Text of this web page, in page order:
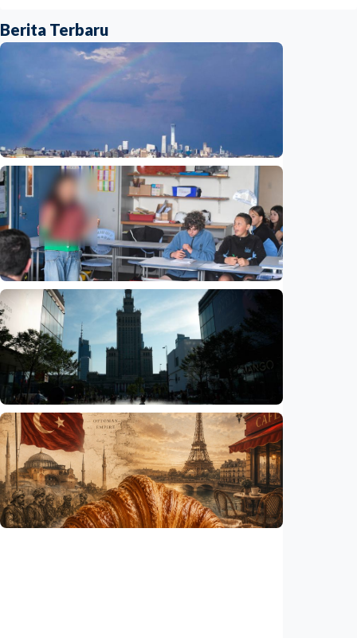
Berita Terbaru
Humaniora
Beijing jadi ibu kota arsitektur dunia
UNESCO-UIA 2029. Apa alasannya?
Indonesia•06 Aug 2026
Humaniora
Sekolah di Selandia Baru tambah mata
pelajaran berbasis industri, dari AI hingga
pariwisata
Indonesia •06 Aug 2026
Humaniora
Gelombang panas bisa memicu kecemasan
hingga depresi pada anak, ini temuan
peneliti
Indonesia•06 Aug 2026